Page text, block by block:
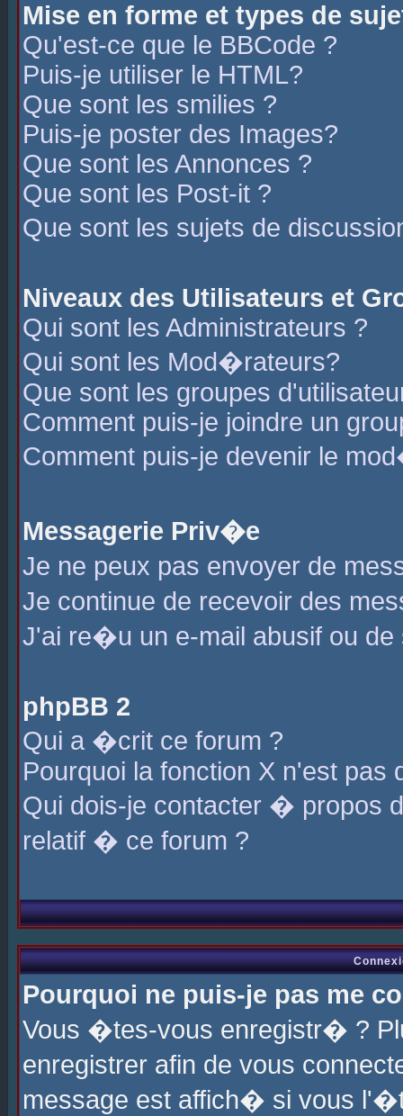
Mise en forme et types de
Qu'est-ce que le BBCode ?
Puis-je utiliser le HTML?
Que sont les smilies ?
Puis-je poster des Images?
Que sont les Annonces ?
Que sont les Post-it ?
Que sont les sujets de
Niveaux des Utilisateurs et
Qui sont les Administrateurs ?
Qui sont les Mod�rateurs?
Que sont les groupes
Comment puis-je joindre un
Comment puis-je devenir le
Messagerie Priv�e
Je ne peux pas envoyer de
Je continue de recevoir des
J'ai re�u un e-mail abusif ou de
phpBB 2
Qui a �crit ce forum ?
Pourquoi la fonction X n'est pas
Qui dois-je contacter � propos
relatif � ce forum ?
Pourquoi ne puis-je pas me
Vous �tes-vous enregistr� ?
enregistrer afin de vous
message est affich� si vous